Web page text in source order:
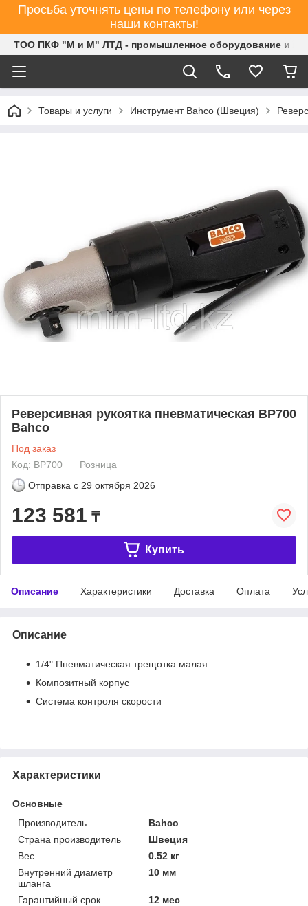
Просьба уточнять цены по телефону или через
наши контакты!
ТОО ПКФ "М и М" ЛТД - промышленное оборудование и
Товары и услуги Инструмент Bahco (Швеция)
Реверсивная рукоятка пневматическая ВР700
Bahco
Под заказ
Код: BP700
Розница
Отправка с 29 октября 2026
123 581 ₸
Купить
Описание Характеристики Доставка Оплата
Описание
1/4" Пневматическая трещотка малая
Композитный корпус
Система контроля скорости
Характеристики
Основные
Производитель
Bahco
Страна производитель
Швеция
Вес
0.52 кг
Внутренний диаметр
шланга
10 мм
Гарантийный срок
12 мес